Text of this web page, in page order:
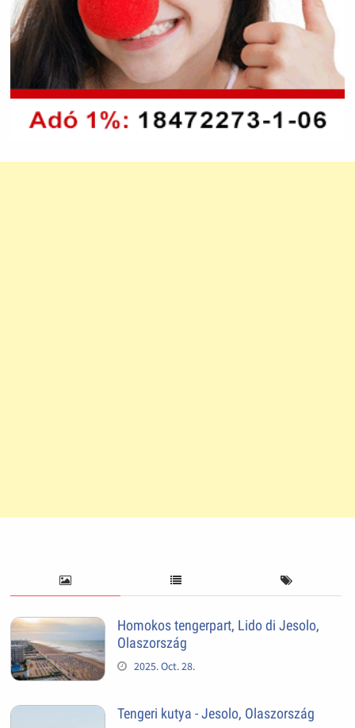
Homokos tengerpart, Lido di Jesolo,
Olaszország
2025. Oct. 28.
Tengeri kutya - Jesolo, Olaszország